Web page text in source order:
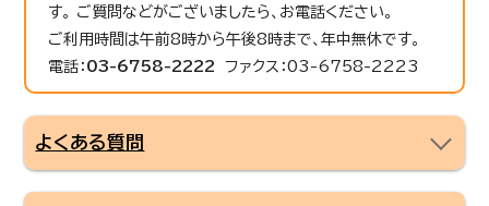
す。 ご質問などがございましたら、お電話ください。
ご利用時間は午前8時から午後8時まで、年中無休です。
電話： 03-6758-2222 ファクス：03-6758-2223
よくある質問